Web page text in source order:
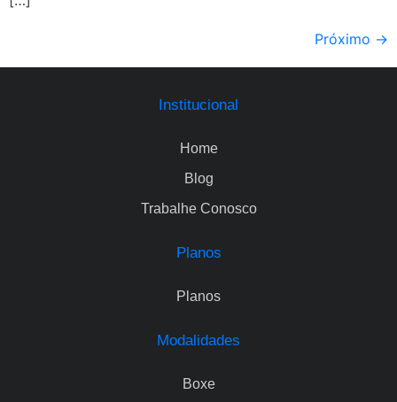
Próximo →
Institucional
Home
Blog
Trabalhe Conosco
Planos
Planos
Modalidades
Boxe